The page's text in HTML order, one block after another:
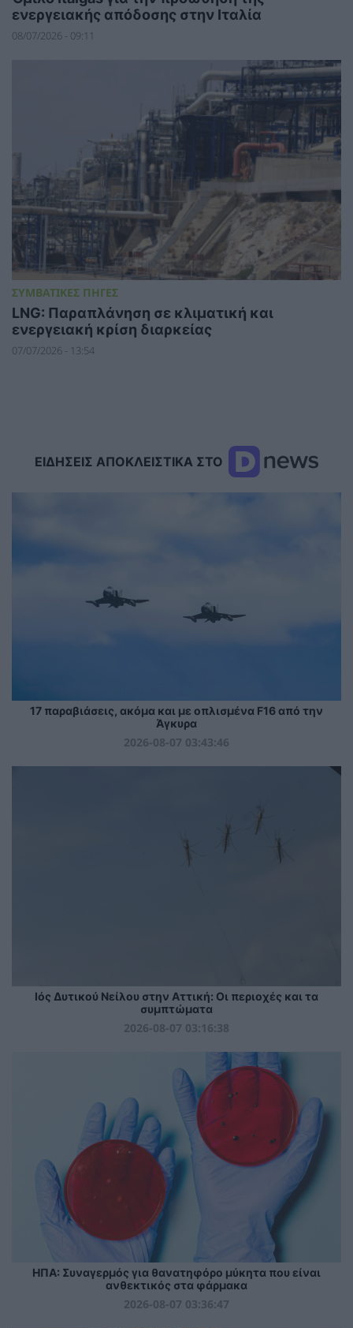
ενεργειακής απόδοσης στην Ιταλία
08/07/2026 - 09:11
ΣΥΜΒΑΤΙΚΕΣ ΠΗΓΕΣ
LNG: Παραπλάνηση σε κλιματική και
ενεργειακή κρίση διαρκείας
07/07/2026 - 13:54
ΕΙΔΗΣΕΙΣ ΑΠΟΚΛΕΙΣΤΙΚΑ ΣΤΟ
17 παραβιάσεις, ακόμα και με οπλισμένα F16 από την
Άγκυρα
2026-08-07 03:43:46
Ιός Δυτικού Νείλου στην Αττική: Οι περιοχές και τα
συμπτώματα
2026-08-07 03:16:38
ΗΠΑ: Συναγερμός για θανατηφόρο μύκητα που είναι
ανθεκτικός στα φάρμακα
2026-08-07 03:36:47